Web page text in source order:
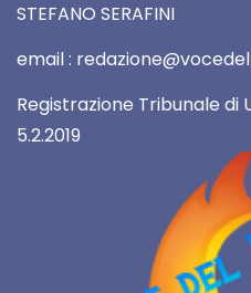
STEFANO SERAFINI
email :
Registrazione Tribunale di
5.2.2019